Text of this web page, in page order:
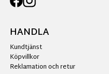
HANDLA
Kundtjänst
Köpvillkor
Reklamation och retur